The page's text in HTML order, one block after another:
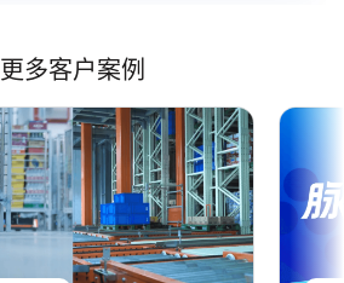
更多客户案例